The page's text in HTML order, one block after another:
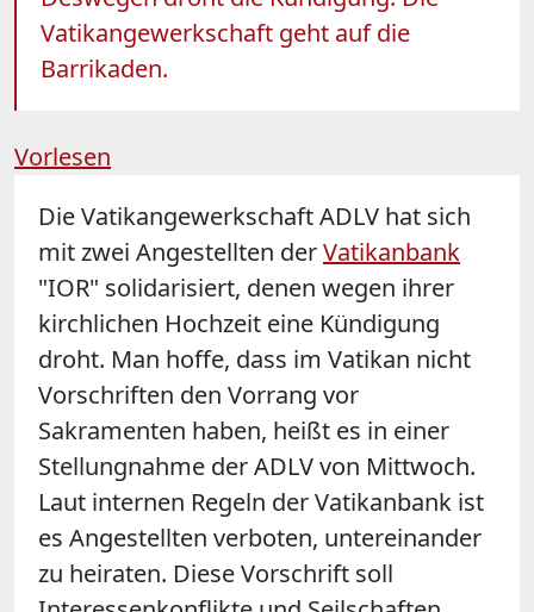
Vatikangewerkschaft geht auf die
Barrikaden.
Vorlesen
Die Vatikangewerkschaft ADLV hat sich
mit zwei Angestellten derVatikanbank
"IOR" solidarisiert, denen wegen ihrer
kirchlichen Hochzeit eine Kündigung
droht. Man hoffe, dass im Vatikan nicht
Vorschriften den Vorrang vor
Sakramenten haben, heißt es in einer
Stellungnahme der ADLV von Mittwoch.
Laut internen Regeln der Vatikanbank ist
es Angestellten verboten, untereinander
zu heiraten. Diese Vorschrift soll